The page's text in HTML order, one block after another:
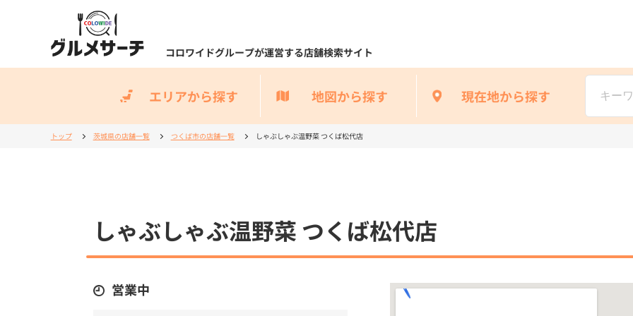
コロワイドグループが運営する店舗検索サイト
エリアから探す 地図から探す 現在地から探す
トップ 茨城県の店舗一覧 つくば市の店舗一覧 しゃぶしゃぶ温野菜 つくば松代店
しゃぶしゃぶ温野菜 つくば松代店
営業中